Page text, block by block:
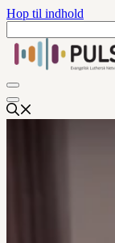
Hop til indhold